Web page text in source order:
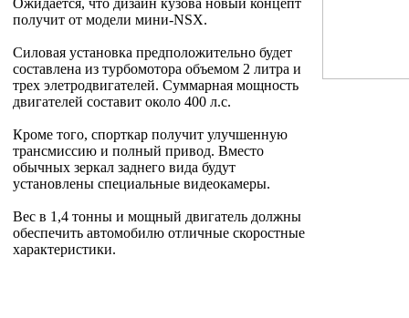
получит от модели мини-NSX.
Силовая установка предположительно будет
составлена из турбомотора объемом 2 литра и
трех элетродвигателей. Суммарная мощность
двигателей составит около 400 л.с.
Кроме того, спорткар получит улучшенную
трансмиссию и полный привод. Вместо
обычных зеркал заднего вида будут
установлены специальные видеокамеры.
Вес в 1,4 тонны и мощный двигатель должны
обеспечить автомобилю отличные скоростные
характеристики.